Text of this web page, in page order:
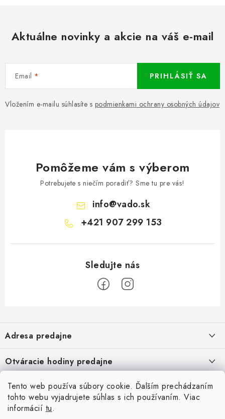
Tento web používa súbory cookie. Ďalším prechádzaním
tohto webu vyjadrujete súhlas s ich používaním. Viac
informácií tu.
Aktuálne novinky a akcie na váš e-mail
Email
Vložením e-mailu súhlasíte s podmienkami ochrany osobných údajov
PRIHLÁSIŤ SA
Pomôžeme vám s výberom
Potrebujete s niečím poradiť? Sme tu pre vás!
info@vado.sk
+421 907 299 153
p
ä
t
Adresa predajne
Pekárska 4, 941 31 Dvory nad Žitavou
Pozrite si Google mapu
Pozrieť detail mapy »
Otváracie hodiny predajne
Sobota, Nedeľa: Zatvorené
Informácie pre Vás
Napíšte nám
Facebook